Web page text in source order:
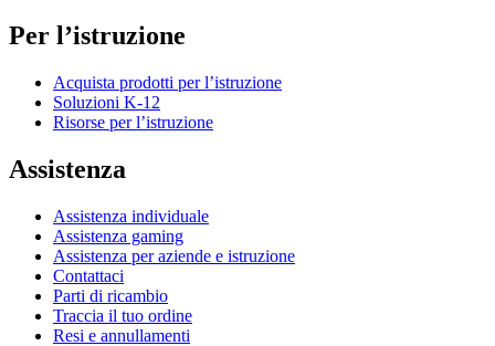
Per l’istruzione
Acquista prodotti per l’istruzione
Soluzioni K-12
Risorse per l’istruzione
Assistenza
Assistenza individuale
Assistenza gaming
Assistenza per aziende e istruzione
Contattaci
Parti di ricambio
Traccia il tuo ordine
Resi e annullamenti